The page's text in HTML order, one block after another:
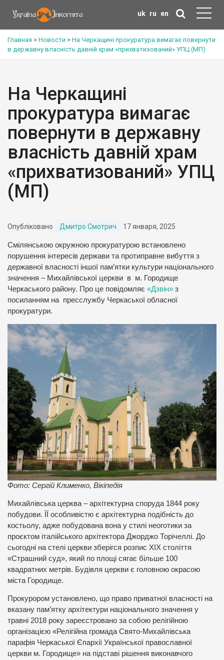
uk ru en
Главная > Новости > На Черкащині прокуратура вимагає повернути
в державну власність давній храм «прихватизований» УПЦ (МП)
На Черкащині
прокуратура вимагає
повернути в державну
власність давній храм
«прихватизований» УПЦ
(МП)
Опубліковано Дмитро Смотрич 17 января, 2025
Смілянською окружною прокуратурою встановлено
порушення інтересів держави та протиправне вибуття з
державної власності іншої пам’ятки культури національного
значення – Михайлівської церкви в м. Городище
Черкаського району. Про це повідомляє «Дзвін» з
посиланням на пресслужбу Черкаської обласної
прокуратури.
Фото: Сергій Клименко, Вікіпедія
Михайлівська церква – архітектурна споруда 1844 року
побудови. ЇЇ особливістю є архітектурна подібність до
костьолу, адже побудована вона у стилі неоготики за
проєктом італійського архітектора Джорджо Торічеллі. До
сьогодні на стелі церкви зберігся розпис XIX століття
«Страшний суд», який по площі сягає більше 100
квадратних метрів. Будівля церкви є головною окрасою
міста Городище.
Прокурором установлено, що право приватної власності на
вказану пам’ятку архітектури національного значення у
травні 2018 року зареєстровано за собою релігійною
організацією «Релігійна громада Свято-Михайлівська
парафія Черкаської Єпархії Української православної
церкви м. Городище» на підставі рішення виконавчого